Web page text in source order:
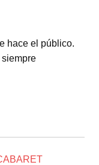
hace el público.